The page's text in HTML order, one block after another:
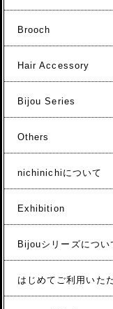
Brooch
Hair Accessory
Bijou Series
Others
nichinichiについて
Exhibition
Bijouシリーズについ
はじめてご利用いた